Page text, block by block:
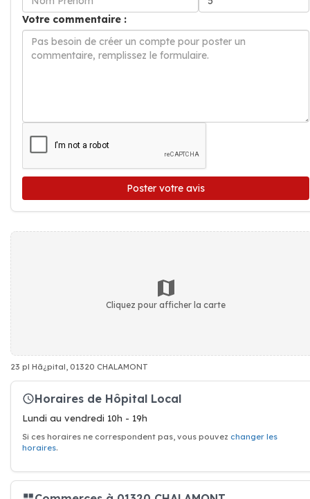
Votre commentaire :
Poster votre avis
Cliquez pour afficher la carte
23 pl Hã¿pital, 01320 CHALAMONT
Horaires de Hôpital Local
Lundi au vendredi 10h - 19h
Si ces horaires ne correspondent pas, vous pouvez changer les
horaires.